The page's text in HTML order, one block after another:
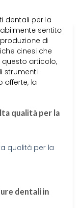
dentali per la
sentito
di
cinesi che
articolo,
strumenti
offerte, la
qualità per la
dentali in